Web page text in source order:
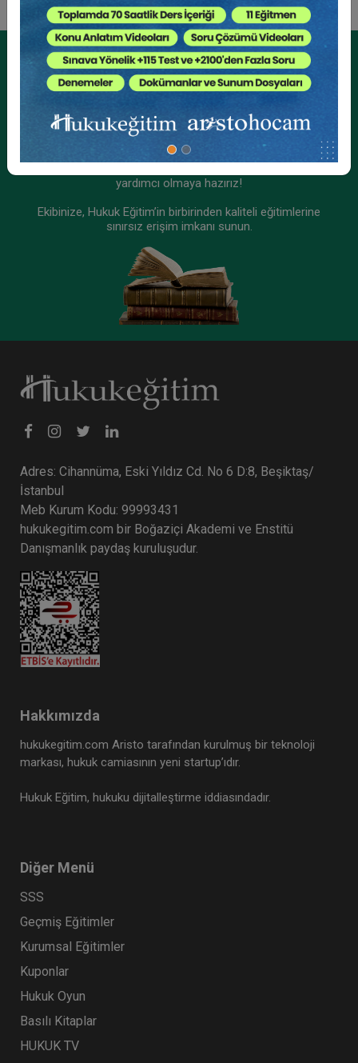
Tüketici Hukuku Enstitüsü
IV. Medeni Hukuk Kongresi - Tüm Oturumlar (11
Sepete Ekle
Tüketici Hukuku Enstitüsü
Miras Hukuku - 2 - IV. Medeni Hukuk Kongresi -
X. Oturum
360 TL
Tüketici Hukuku Enstitüsü
Oturum
360 TL
Tüketici Hukuku Enstitüsü
Kurumsal Üyelikler İçin
Kurumsal Teklif Alın
yardımcı olmaya hazırız!
Ekibinize, Hukuk Eğitim’in birbirinden kaliteli eğitimlerine
sınırsız erişim imkanı sunun.
Adres: Cihannüma, Eski Yıldız Cd. No 6 D:8, Beşiktaş/
İstanbul
Meb Kurum Kodu: 99993431
hukukegitim.com bir Boğaziçi Akademi ve Enstitü
Danışmanlık paydaş kuruluşudur.
Hakkımızda
hukukegitim.com Aristo tarafından kurulmuş bir teknoloji
markası, hukuk camiasının yeni startup’ıdır.
Hukuk Eğitim, hukuku dijitalleştirme iddiasındadır.
Diğer Menü
SSS
Geçmiş Eğitimler
Kurumsal Eğitimler
Kuponlar
Hukuk Oyun
Basılı Kitaplar
HUKUK TV